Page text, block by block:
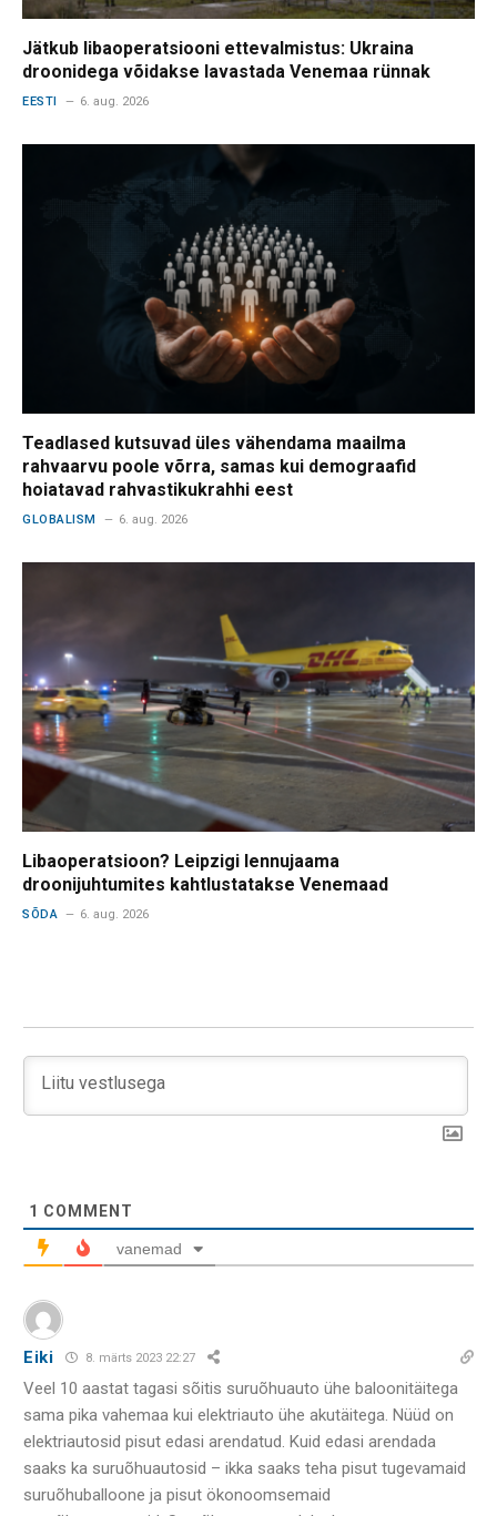
Jätkub libaoperatsiooni ettevalmistus: Ukraina
droonidega võidakse lavastada Venemaa rünnak
EESTI 6. aug. 2026
Teadlased kutsuvad üles vähendama maailma
rahvaarvu poole võrra, samas kui demograafid
hoiatavad rahvastikukrahhi eest
GLOBALISM 6. aug. 2026
Libaoperatsioon? Leipzigi lennujaama
droonijuhtumites kahtlustatakse Venemaad
SÕDA 6. aug. 2026
1 COMMENT
vanemad
Eiki 8. märts 2023 22:27
Veel 10 aastat tagasi sõitis suruõhuauto ühe baloonitäitega
sama pika vahemaa kui elektriauto ühe akutäitega. Nüüd on
elektriautosid pisut edasi arendatud. Kuid edasi arendada
saaks ka suruõhuautosid – ikka saaks teha pisut tugevamaid
suruõhuballoone ja pisut ökonoomsemaid